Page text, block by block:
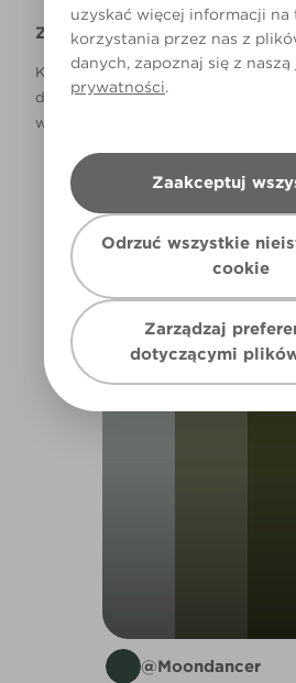
uzyskać więcej informacji na
korzystania przez nas z
danych, zapoznaj się z naszą
prywatności.
Zaakceptuj
Odrzuć wszystkie
cookie
Zarządzaj
dotyczącymi
Zastrzeżenie
Kolory, które są widoczne na
drukowane, mogą się różnić od
w sklepach.
ROOM
@Moondancer